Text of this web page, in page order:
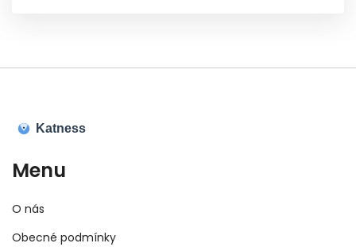
Menu
O nás
Obecné podmínky